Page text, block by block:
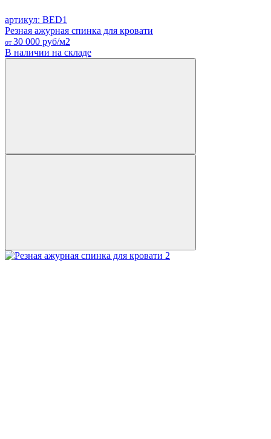
артикул: BED1
Резная ажурная спинка для кровати
от 30 000 руб/м2
В наличии на складе